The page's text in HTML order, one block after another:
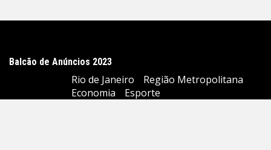
Balcão de Anúncios 2023
Rio de Janeiro
Região Metropolitana
Economia
Esporte